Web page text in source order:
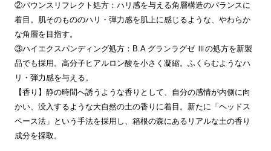
②バウンスリフレクト処方：ハリ感を与える角層構造のバランスに
着目。肌そのもののハリ・弾力感を肌上に感じるような、やわらか
な角層を目指す。
③ハイエクスパンディング処方：B.A グランラグゼ Ⅲの処方を新製
品でも採用。高分子ヒアルロン酸を小さく凝縮。ふくらむようなハ
リ・弾力感を与える。
【香り】静の時間へ誘うような香りとして、自分の感情が内側に向
かい、没入するような大自然の土の香りに着目。新たに「ヘッドス
ペース法」という手法を採用し、箱根の森にあるリアルな土の香り
成分を採取。